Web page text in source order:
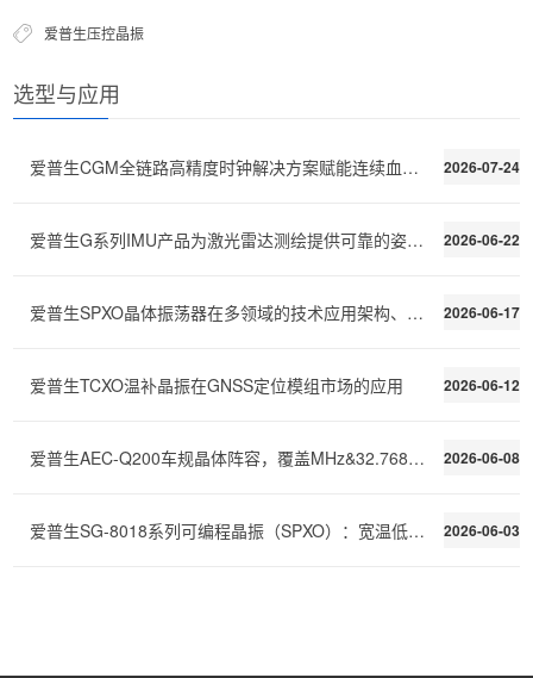
爱普生压控晶振
选型与应用
2026-07-24
爱普生CGM全链路高精度时钟解决方案赋能连续血糖监测C
2026-06-22
爱普生G系列IMU产品为激光雷达测绘提供可靠的姿态稳定
2026-06-17
爱普生SPXO晶体振荡器在多领域的技术应用架构、性能需
2026-06-12
爱普生TCXO温补晶振在GNSS定位模组市场的应用
2026-06-08
爱普生AEC-Q200车规晶体阵容，覆盖MHz&32.768kHz全场景
2026-06-03
爱普生SG-8018系列可编程晶振（SPXO）：宽温低功耗，快速交付